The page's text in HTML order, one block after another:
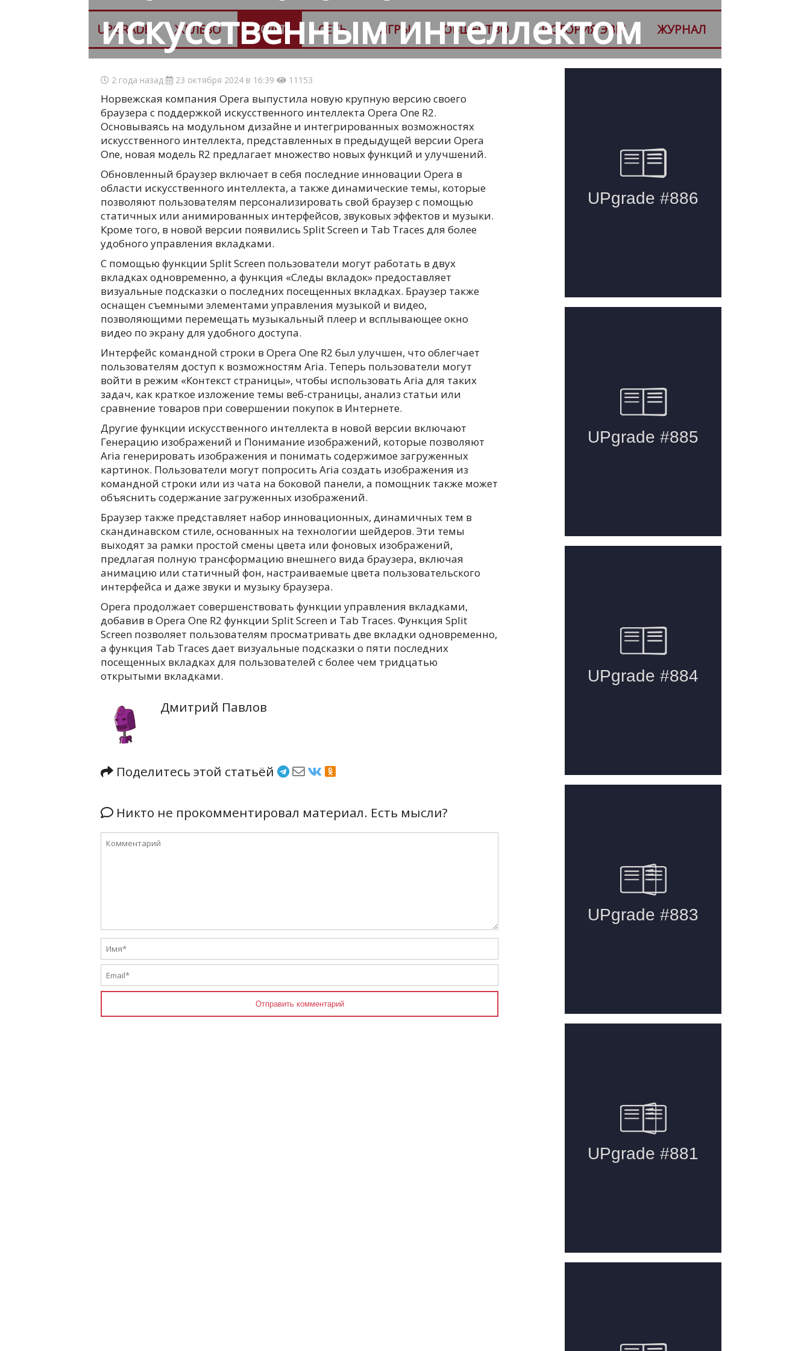
UPGRADE ЖЕЛЕЗО СОФТ СЕТЬ ИГРЫ ОБЩЕСТВО ИСТОРИЯ ЭВМ ЖУРНАЛ
искусственным интеллектом
2 года назад 23 октября 2024 в 16:39 11153
Норвежская компания Opera выпустила новую крупную версию своего
браузера с поддержкой искусственного интеллекта Opera One R2.
Основываясь на модульном дизайне и интегрированных возможностях
искусственного интеллекта, представленных в предыдущей версии Opera
One, новая модель R2 предлагает множество новых функций и улучшений.
Обновленный браузер включает в себя последние инновации Opera в
области искусственного интеллекта, а также динамические темы, которые
позволяют пользователям персонализировать свой браузер с помощью
статичных или анимированных интерфейсов, звуковых эффектов и музыки.
Кроме того, в новой версии появились Split Screen и Tab Traces для более
удобного управления вкладками.
С помощью функции Split Screen пользователи могут работать в двух
вкладках одновременно, а функция «Следы вкладок» предоставляет
визуальные подсказки о последних посещенных вкладках. Браузер также
оснащен съемными элементами управления музыкой и видео,
позволяющими перемещать музыкальный плеер и всплывающее окно
видео по экрану для удобного доступа.
Интерфейс командной строки в Opera One R2 был улучшен, что облегчает
пользователям доступ к возможностям Aria. Теперь пользователи могут
войти в режим «Контекст страницы», чтобы использовать Aria для таких
задач, как краткое изложение темы веб-страницы, анализ статьи или
сравнение товаров при совершении покупок в Интернете.
Другие функции искусственного интеллекта в новой версии включают
Генерацию изображений и Понимание изображений, которые позволяют
Aria генерировать изображения и понимать содержимое загруженных
картинок. Пользователи могут попросить Aria создать изображения из
командной строки или из чата на боковой панели, а помощник также может
объяснить содержание загруженных изображений.
Браузер также представляет набор инновационных, динамичных тем в
скандинавском стиле, основанных на технологии шейдеров. Эти темы
выходят за рамки простой смены цвета или фоновых изображений,
предлагая полную трансформацию внешнего вида браузера, включая
анимацию или статичный фон, настраиваемые цвета пользовательского
интерфейса и даже звуки и музыку браузера.
Opera продолжает совершенствовать функции управления вкладками,
добавив в Opera One R2 функции Split Screen и Tab Traces. Функция Split
Screen позволяет пользователям просматривать две вкладки одновременно,
а функция Tab Traces дает визуальные подсказки о пяти последних
посещенных вкладках для пользователей с более чем тридцатью
открытыми вкладками.
Дмитрий Павлов
Поделитесь этой статьёй
Никто не прокомментировал материал. Есть мысли?